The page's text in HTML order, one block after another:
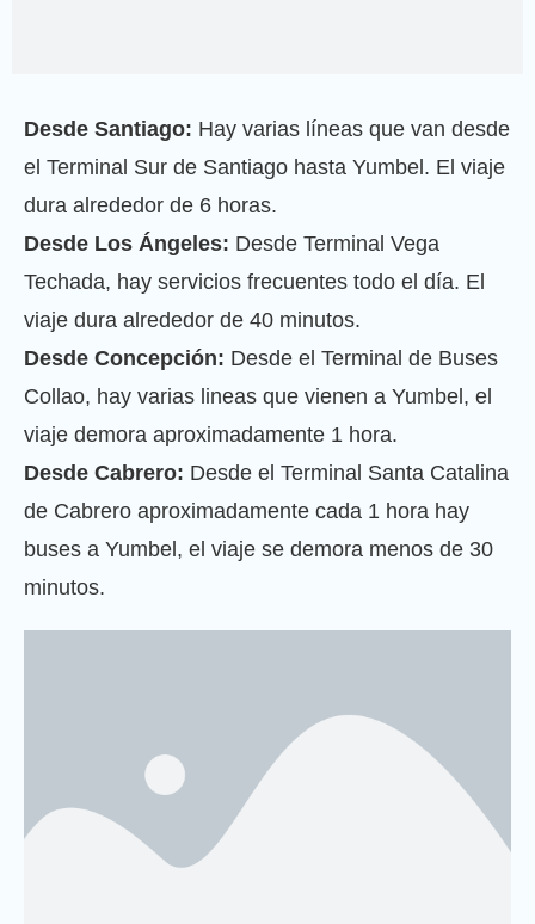
Desde Santiago: Hay varias líneas que van desde
el Terminal Sur de Santiago hasta Yumbel. El viaje
dura alrededor de 6 horas.
Desde Los Ángeles: Desde Terminal Vega
Techada, hay servicios frecuentes todo el día. El
viaje dura alrededor de 40 minutos.
Desde Concepción: Desde el Terminal de Buses
Collao, hay varias lineas que vienen a Yumbel, el
viaje demora aproximadamente 1 hora.
Desde Cabrero: Desde el Terminal Santa Catalina
de Cabrero aproximadamente cada 1 hora hay
buses a Yumbel, el viaje se demora menos de 30
minutos.